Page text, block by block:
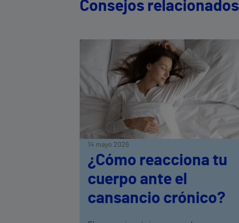
Consejos relacionados
14 mayo 2026
¿Cómo reacciona tu
cuerpo ante el
cansancio crónico?